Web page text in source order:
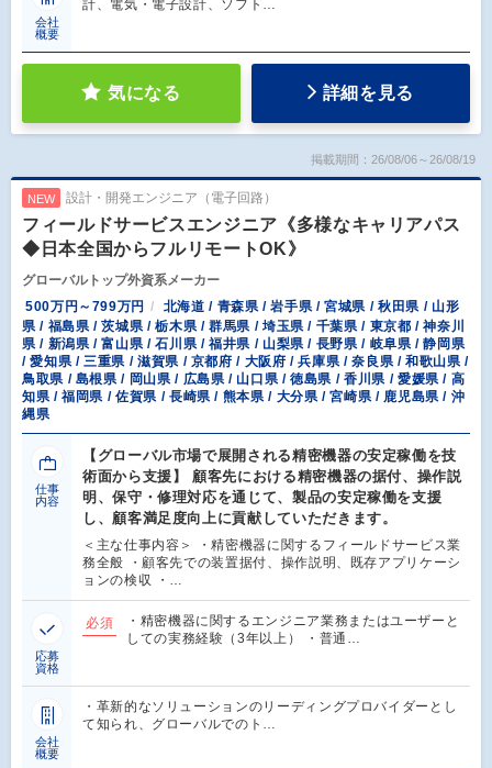
会社
概要
計、電気・電子設計、ソフト…
気になる 詳細を見る
掲載期間：26/08/06～26/08/19
NEW 設計・開発エンジニア（電子回路）
フィールドサービスエンジニア《多様なキャリアパス
◆日本全国からフルリモートOK》
グローバルトップ外資系メーカー
500万円～799万円
北海道 / 青森県 / 岩手県 / 宮城県 / 秋田県 / 山形
県 / 福島県 / 茨城県 / 栃木県 / 群馬県 / 埼玉県 / 千葉県 / 東京都 / 神奈川
県 / 新潟県 / 富山県 / 石川県 / 福井県 / 山梨県 / 長野県 / 岐阜県 / 静岡県
/ 愛知県 / 三重県 / 滋賀県 / 京都府 / 大阪府 / 兵庫県 / 奈良県 / 和歌山県 /
鳥取県 / 島根県 / 岡山県 / 広島県 / 山口県 / 徳島県 / 香川県 / 愛媛県 / 高
知県 / 福岡県 / 佐賀県 / 長崎県 / 熊本県 / 大分県 / 宮崎県 / 鹿児島県 / 沖
縄県
仕事
内容
【グローバル市場で展開される精密機器の安定稼働を技
術面から支援】 顧客先における精密機器の据付、操作説
明、保守・修理対応を通じて、製品の安定稼働を支援
し、顧客満足度向上に貢献していただきます。
＜主な仕事内容＞ ・精密機器に関するフィールドサービス業
務全般 ・顧客先での装置据付、操作説明、既存アプリケーシ
ョンの検収 ・…
応募
資格
必須
・精密機器に関するエンジニア業務またはユーザーと
しての実務経験（3年以上） ・普通…
会社
概要
・革新的なソリューションのリーディングプロバイダーとし
て知られ、グローバルでのト…